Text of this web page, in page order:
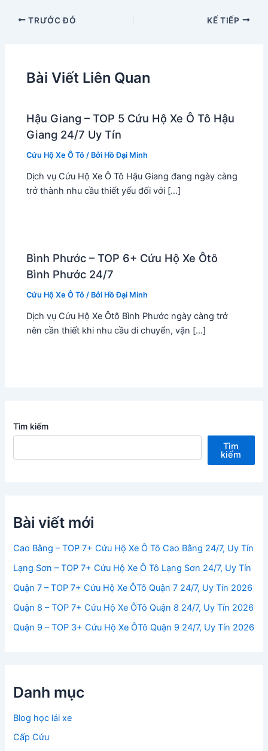
TRƯỚC ĐÓ KẾ TIẾP
Bài Viết Liên Quan
Hậu Giang – TOP 5 Cứu Hộ Xe Ô Tô Hậu
Giang 24/7 Uy Tín
Cứu Hộ Xe Ô Tô / Bởi Hồ Đại Minh
Dịch vụ Cứu Hộ Xe Ô Tô Hậu Giang đang ngày càng
trở thành nhu cầu thiết yếu đối với […]
Bình Phước – TOP 6+ Cứu Hộ Xe Ôtô
Bình Phước 24/7
Cứu Hộ Xe Ô Tô / Bởi Hồ Đại Minh
Dịch vụ Cứu Hộ Xe Ôtô Bình Phước ngày càng trở
nên cần thiết khi nhu cầu di chuyển, vận […]
Tìm kiếm
Tìm
kiếm
Bài viết mới
Cao Bằng – TOP 7+ Cứu Hộ Xe Ô Tô Cao Bằng 24/7, Uy Tín
Lạng Sơn – TOP 7+ Cứu Hộ Xe Ô Tô Lạng Sơn 24/7, Uy Tín
Quận 7 – TOP 7+ Cứu Hộ Xe ÔTô Quận 7 24/7, Uy Tín 2026
Quận 8 – TOP 7+ Cứu Hộ Xe ÔTô Quận 8 24/7, Uy Tín 2026
Quận 9 – TOP 3+ Cứu Hộ Xe ÔTô Quận 9 24/7, Uy Tín 2026
Danh mục
Blog học lái xe
Cấp Cứu